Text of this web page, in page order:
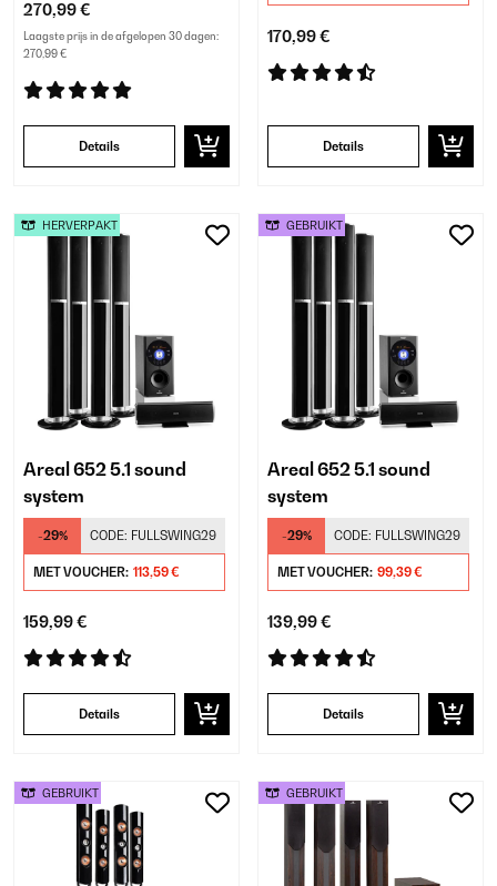
270,99 €
Laagste prijs in de afgelopen 30 dagen:
270,99 €
Details
170,99 €
Details
Areal 652 5.1 sound
system
-29% CODE: FULLSWING29
MET VOUCHER: 113,59 €
159,99 €
Details
HERVERPAKT
Areal 652 5.1 sound
system
-29% CODE: FULLSWING29
MET VOUCHER: 99,39 €
139,99 €
Details
GEBRUIKT
GEBRUIKT GEBRUIKT